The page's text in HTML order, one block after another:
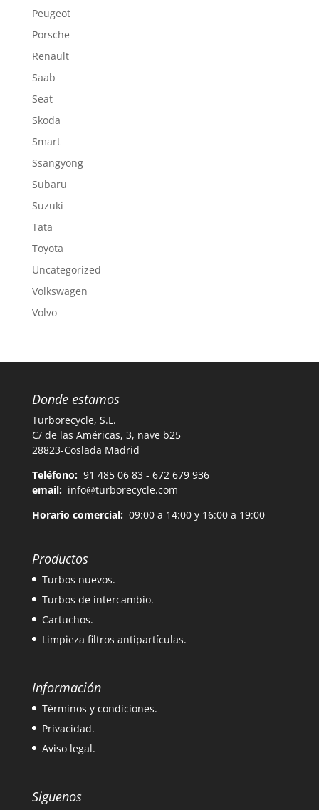
Peugeot
Porsche
Renault
Saab
Seat
Skoda
Smart
Ssangyong
Subaru
Suzuki
Tata
Toyota
Uncategorized
Volkswagen
Volvo
Donde estamos
Turborecycle, S.L.
C/ de las Américas, 3, nave b25
28823-Coslada Madrid
Teléfono: 91 485 06 83 - 672 679 936
email: info@turborecycle.com
Horario comercial:09:00 a 14:00 y 16:00 a 19:00
Productos
Turbos nuevos.
Turbos de intercambio.
Cartuchos.
Limpieza filtros antipartículas.
Información
Términos y condiciones.
Privacidad.
Aviso legal.
Siguenos